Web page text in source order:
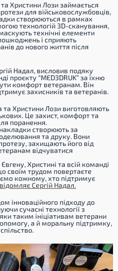
Христини Лози займається
для військовослужбовців,
створюються в рамках
технологій 3D-сканування,
технічні елементи
і сприяють
до нового життя після
Надал, висловив подяку
проєкту “MED3DRUK” за їхню
комфорт ветеранам. Він
захисників та ветеранів.
та Христини Лози виготовляють
Це захист, комфорт та
поранення.
створюють за
та друку. Вони
захищають його від
відчуватися
Христині та всій команді
своїм трудом повертаєте
кожному, хто підтримує
Сергій Надал.
інноваційного підходу до
сучасні технології з
таким ініціативам ветерани
а й моральну підтримку,